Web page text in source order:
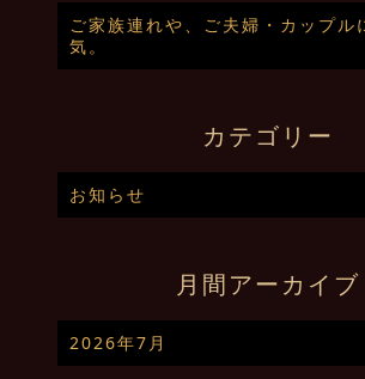
ご家族連れや、ご夫婦・カップル
気。
カテゴリー
お知らせ
月間アーカイブ
2026年7月